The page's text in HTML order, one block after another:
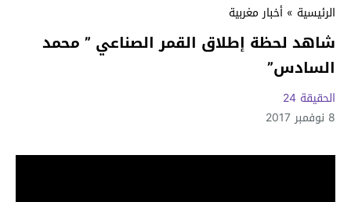
الرئيسية » أخبار مغربية
شاهد لحظة إطلاق القمر الصناعي ” محمد
السادس”
الحقيقة 24
8 نوفمبر 2017